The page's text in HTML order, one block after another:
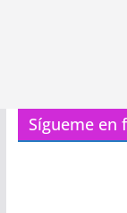
Sígueme en